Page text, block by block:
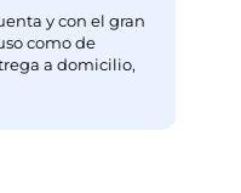
y con el gran
como de
a domicilio,